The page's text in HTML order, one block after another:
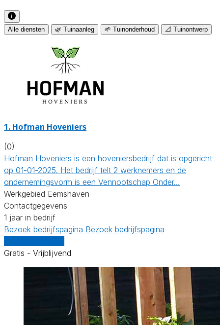
Alle diensten 🌿 Tuinaanleg 🌱 Tuinonderhoud 📐 Tuinontwerp
1. Hofman Hoveniers
(0)
Hofman Hoveniers is een hoveniersbedrijf dat is opgericht
op 01-01-2025. Het bedrijf telt 2 werknemers en de
ondernemingsvorm is een Vennootschap Onder…
Werkgebied Eemshaven
Contactgegevens
1 jaar in bedrijf
Bezoek bedrijfspagina Bezoek bedrijfspagina
Gratis - Vrijblijvend